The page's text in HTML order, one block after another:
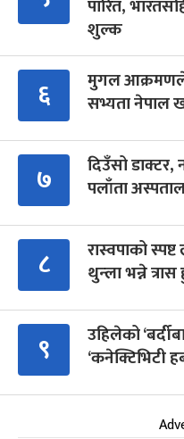
पारित,
शुल्क
६
मुगल
सभ्यता नेपाल
७
दिउँसो
पलाँता
८
रास्वपाको
थुन्ला भन्ने
९
उहिलेको
‘कनेक्टिभिटी